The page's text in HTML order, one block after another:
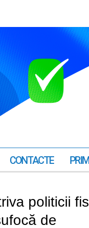
CONTACTE
politicii
de